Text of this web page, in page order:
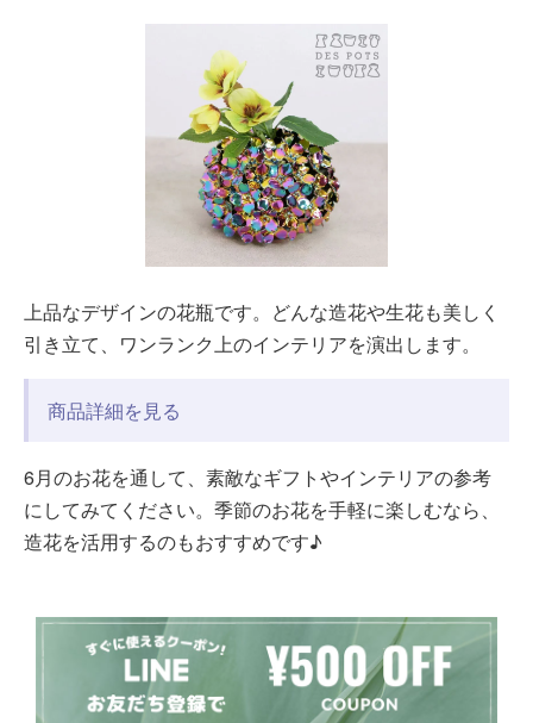
上品なデザインの花瓶です。どんな造花や生花も美しく
引き立て、ワンランク上のインテリアを演出します。
商品詳細を見る
6月のお花を通して、素敵なギフトやインテリアの参考
にしてみてください。季節のお花を手軽に楽しむなら、
造花を活用するのもおすすめです♪